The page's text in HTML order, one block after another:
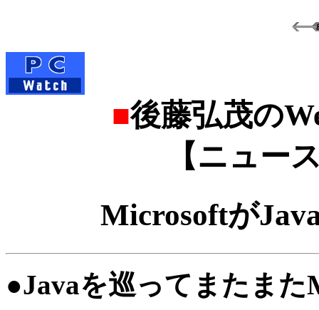
■後藤弘茂の
【ニュー
Microsoftが
●Javaを巡ってまたまた